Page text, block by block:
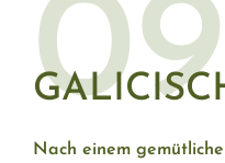
09
Nach einem